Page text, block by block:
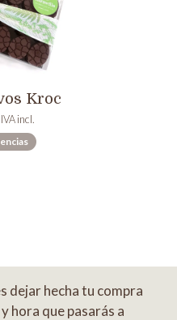
Kroc
IVA incl.
dejar hecha tu compra
hora que pasarás a